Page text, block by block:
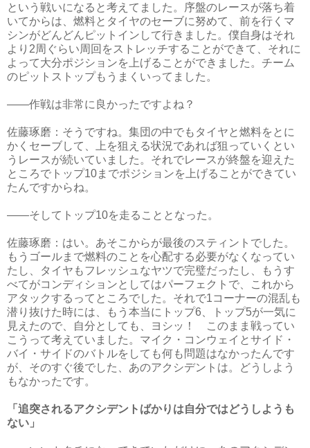
という戦いになると考えてました。序盤のレースが落ち着
いてからは、燃料とタイヤのセーブに努めて、前を行くマ
シンがどんどんピットインして行きました。僕自身はそれ
より2周ぐらい周回をストレッチすることができて、それに
よって大分ポジションを上げることができました。チーム
のピットストップもうまくいってました。
――作戦は非常に良かったですよね？
佐藤琢磨：そうですね。集団の中でもタイヤと燃料をとに
かくセーブして、上を狙える状況であれば狙っていくとい
うレースが続いていました。それでレースが終盤を迎えた
ところでトップ10までポジションを上げることができてい
たんですからね。
――そしてトップ10を走ることとなった。
佐藤琢磨：はい。あそこからが最後のスティントでした。
もうゴールまで燃料のことを心配する必要がなくなってい
たし、タイヤもフレッシュなヤツで完璧だったし、もうす
べてがコンディションとしてはパーフェクトで、これから
アタックするってところでした。それで1コーナーの混乱も
潜り抜けた時には、もう本当にトップ6、トップ5が一気に
見えたので、自分としても、ヨシッ！ このまま戦ってい
こうって考えていました。マイク・コンウェイとサイド・
バイ・サイドのバトルをしても何も問題はなかったんです
が、そのすぐ後でした、あのアクシデントは。どうしよう
もなかったです。
「追突されるアクシデントばかりは自分ではどうしようも
ない」